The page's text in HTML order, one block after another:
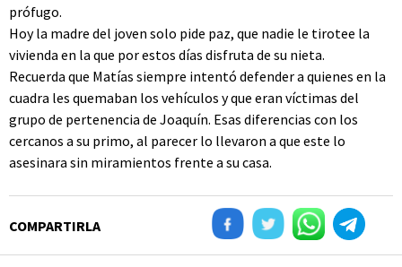
prófugo.
Hoy la madre del joven solo pide paz, que nadie le tirotee la
vivienda en la que por estos días disfruta de su nieta.
Recuerda que Matías siempre intentó defender a quienes en la
cuadra les quemaban los vehículos y que eran víctimas del
grupo de pertenencia de Joaquín. Esas diferencias con los
cercanos a su primo, al parecer lo llevaron a que este lo
asesinara sin miramientos frente a su casa.
COMPARTIRLA